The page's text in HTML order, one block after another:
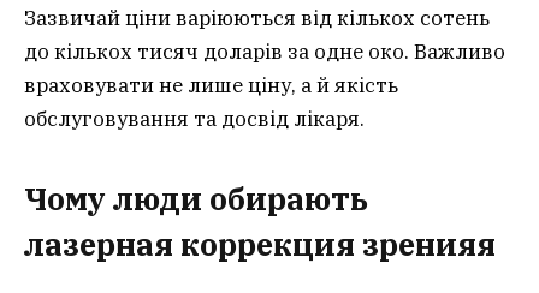
Зазвичай ціни варіюються від кількох сотень
до кількох тисяч доларів за одне око. Важливо
враховувати не лише ціну, а й якість
обслуговування та досвід лікаря.
Чому люди обирають
лазерная коррекция зренияя